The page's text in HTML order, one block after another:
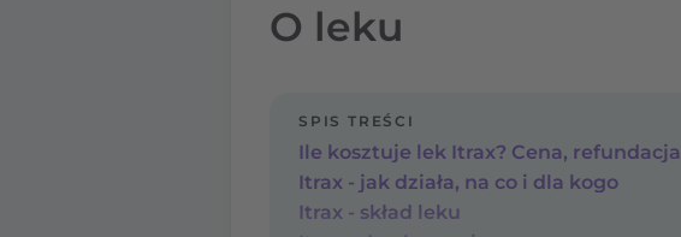
O leku
SPIS TREŚCI
Ile kosztuje lek Itrax? Cena, refundacja
Itrax - jak działa, na co i dla kogo
Itrax - skład leku